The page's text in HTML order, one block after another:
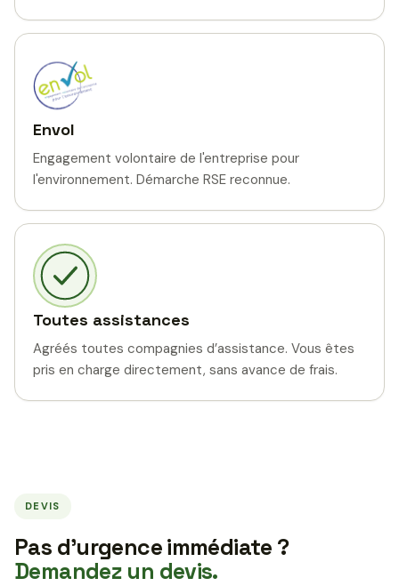
Envol
Engagement volontaire de l'entreprise pour
l'environnement. Démarche RSE reconnue.
Toutes assistances
Agréés toutes compagnies d’assistance. Vous êtes
pris en charge directement, sans avance de frais.
DEVIS
Pas d’urgence immédiate ?
Demandez un devis.